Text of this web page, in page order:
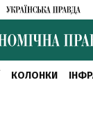
КОЛОНКИ